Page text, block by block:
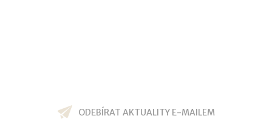
ODEBÍRAT AKTUALITY E-MAILEM